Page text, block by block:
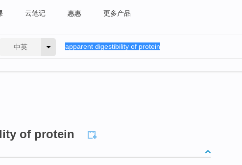
云笔记 惠惠 更多产品
中英
of protein